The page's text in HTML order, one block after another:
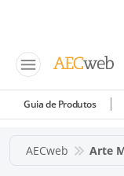
Guia de Produtos
AECweb Arte